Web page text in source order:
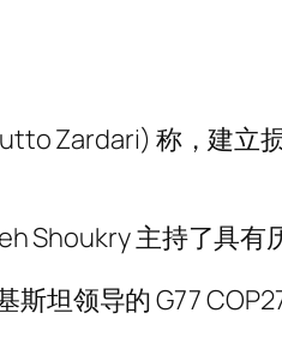
Zardari) 称，建
Shoukry 主持了具有
坦领导的 G77